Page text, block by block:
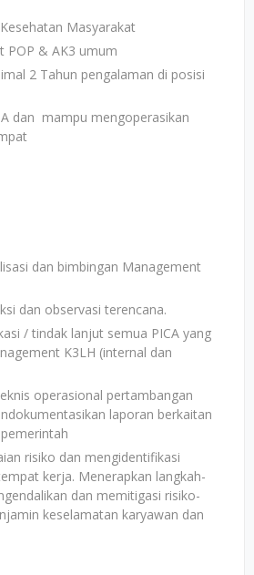
Masyarakat
POP & AK3 umum
2 Tahun pengalaman di posisi
dan mampu mengoperasikan
dan bimbingan Management
dan observasi terencana.
/ tindak lanjut semua PICA yang
K3LH (internal dan
operasional pertambangan
laporan berkaitan
risiko dan mengidentifikasi
kerja. Menerapkan langkah-
dan memitigasi risiko-
keselamatan karyawan dan